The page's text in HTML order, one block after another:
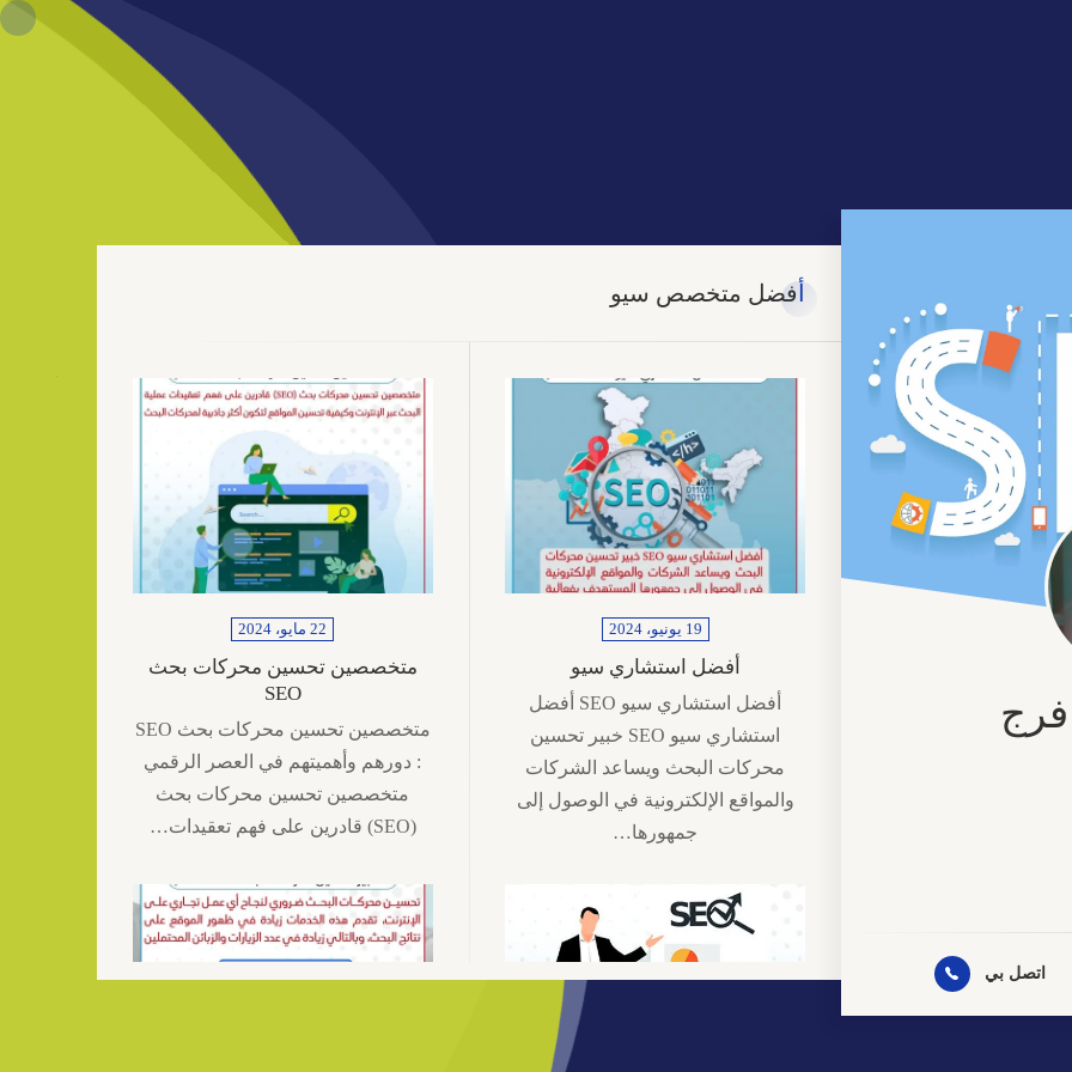
اتصل بي
أفضل متخصص سيو
19 يونيو، 2024
أفضل استشاري سيو
أفضل استشاري سيو SEO أفضل
استشاري سيو SEO خبير تحسين
محركات البحث ويساعد الشركات
والمواقع الإلكترونية في الوصول إلى
جمهورها…
22 مايو، 2024
متخصصين تحسين محركات بحث
SEO
متخصصين تحسين محركات بحث SEO
: دورهم وأهميتهم في العصر الرقمي
متخصصين تحسين محركات بحث
(SEO) قادرين على فهم تعقيدات…